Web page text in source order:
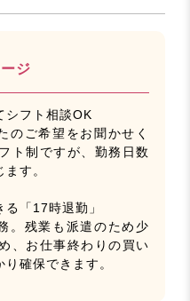
ジ
シフト相談OK
のご希望をお聞かせく
ト制ですが、勤務日数
す。
る「17時退勤」
。残業も派遣のため少
、お仕事終わりの買い
確保できます。